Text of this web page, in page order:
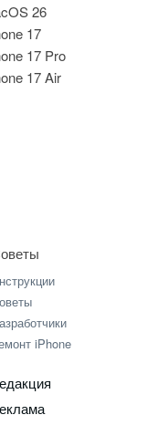
26
17
17 Pro
17 Air
iPhone